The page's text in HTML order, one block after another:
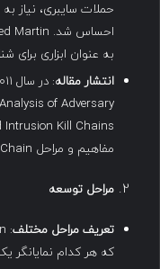
حملات سایبری، نیاز
به عنوان ابزاری برای
انتشار مقاله
of Adversary
مفاهیم و مراحل Cyber Kill Chain به وضوح توضیح داده شد.
مراحل توسعه
تعریف مراحل مختلف
که هر کدام نمایانگر